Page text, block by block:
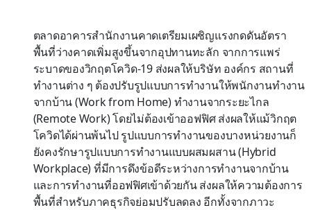
ตลาดอาคารสำนักงานคาดเตรียมเผชิญแรงกดดันอัตรา
พื้นที่ว่างคาดเพิ่มสูงขึ้นจากอุปทานทะลัก จากการแพร่
ระบาดของวิกฤตโควิด-19 ส่งผลให้บริษัท องค์กร สถานที่
ทำงานต่าง ๆ ต้องปรับรูปแบบการทำงานให้พนักงานทำงาน
จากบ้าน (Work from Home) ทำงานจากระยะไกล
(Remote Work) โดยไม่ต้องเข้าออฟฟิศ ส่งผลให้แม้วิกฤต
โควิดได้ผ่านพ้นไป รูปแบบการทำงานของบางหน่วยงานก็
ยังคงรักษารูปแบบการทำงานแบบผสมผสาน (Hybrid
Workplace) ที่มีการดึงข้อดีระหว่างการทำงานจากบ้าน
และการทำงานที่ออฟฟิศเข้าด้วยกัน ส่งผลให้ความต้องการ
พื้นที่สำหรับภาคธุรกิจย่อมปรับลดลง อีกทั้งจากภาวะ